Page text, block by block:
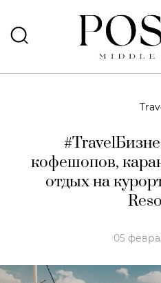
кофешопов,
отдых на
05